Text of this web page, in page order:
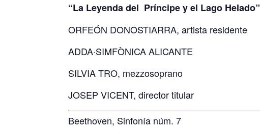
“La Leyenda del Príncipe y el Lago Helado”
ORFEÓN DONOSTIARRA, artista residente
ADDA·SIMFÒNICA ALICANTE
SILVIA TRO, mezzosoprano
JOSEP VICENT, director titular
Beethoven, Sinfonía núm. 7